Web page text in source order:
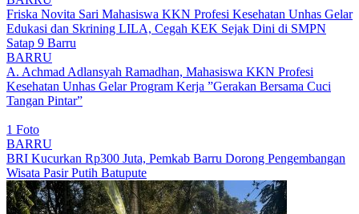
Friska Novita Sari Mahasiswa KKN Profesi Kesehatan Unhas Gelar
Edukasi dan Skrining LILA, Cegah KEK Sejak Dini di SMPN
Satap 9 Barru
BARRU
A. Achmad Adlansyah Ramadhan, Mahasiswa KKN Profesi
Kesehatan Unhas Gelar Program Kerja ”Gerakan Bersama Cuci
Tangan Pintar”
1 Foto
BARRU
BRI Kucurkan Rp300 Juta, Pemkab Barru Dorong Pengembangan
Wisata Pasir Putih Batupute